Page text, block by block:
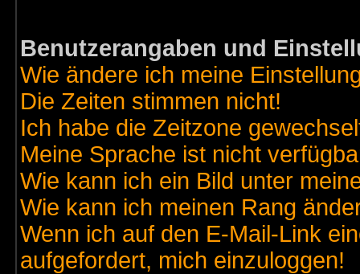
Benutzerangaben und
Wie ändere ich meine
Die Zeiten stimmen nicht!
Ich habe die Zeitzone
Meine Sprache ist nicht
Wie kann ich ein Bild unter
Wie kann ich meinen Rang
Wenn ich auf den E-Mail-Link
aufgefordert, mich einzuloggen!